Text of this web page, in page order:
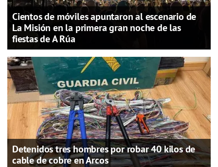
Cientos de móviles apuntaron al escenario de
La Misión en la primera gran noche de las
fiestas de A Rúa
Detenidos tres hombres por robar 40 kilos de
cable de cobre en Arcos